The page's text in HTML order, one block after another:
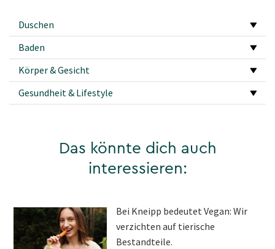
Duschen
Baden
Körper & Gesicht
Gesundheit & Lifestyle
Das könnte dich auch
interessieren:
Bei Kneipp bedeutet Vegan: Wir
verzichten auf tierische
Bestandteile.